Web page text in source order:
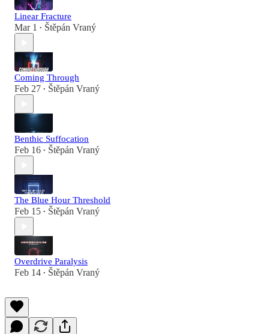
Linear Fracture
Mar 1 • Štěpán Vraný
Coming Through
Feb 27 • Štěpán Vraný
Benthic Suffocation
Feb 16 • Štěpán Vraný
The Blue Hour Threshold
Feb 15 • Štěpán Vraný
Overdrive Paralysis
Feb 14 • Štěpán Vraný